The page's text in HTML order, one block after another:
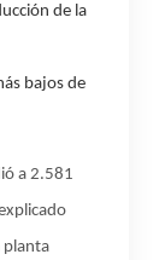
de la
bajos de
a 2.581
planta